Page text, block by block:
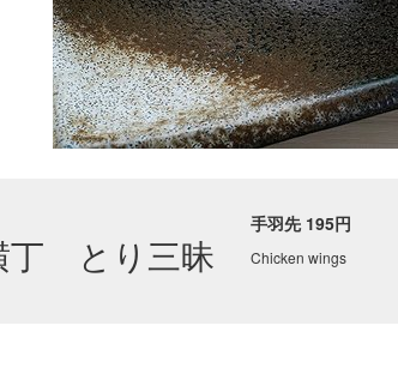
丁 とり三昧
手羽先 195円
Chicken wings